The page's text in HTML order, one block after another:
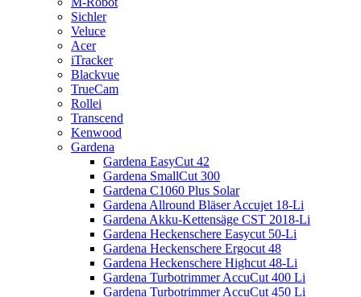
Sichler
Veluce
Acer
iTracker
Blackvue
TrueCam
Rollei
Transcend
Kenwood
Gardena
Gardena EasyCut 42
Gardena SmallCut 300
Gardena C1060 Plus Solar
Gardena Allround Bläser Accujet 18-Li
Gardena Akku-Kettensäge CST 2018-Li
Gardena Heckenschere Easycut 50-Li
Gardena Heckenschere Ergocut 48
Gardena Heckenschere Highcut 48-Li
Gardena Turbotrimmer AccuCut 400 Li
Gardena Turbotrimmer AccuCut 450 Li